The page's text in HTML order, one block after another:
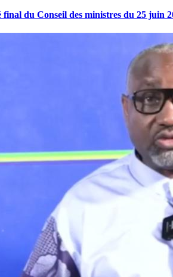
du Conseil des ministres du 25 juin